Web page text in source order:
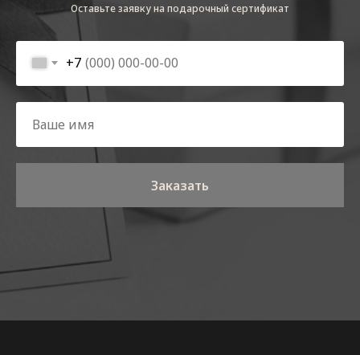
Оставьте заявку на подарочный сертификат
+7
Заказать